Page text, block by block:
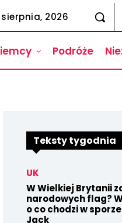
2026
Podróże
Teksty tygodnia
UK
W Wielkiej Brytanii
narodowych flag?
o co chodzi w
Jack